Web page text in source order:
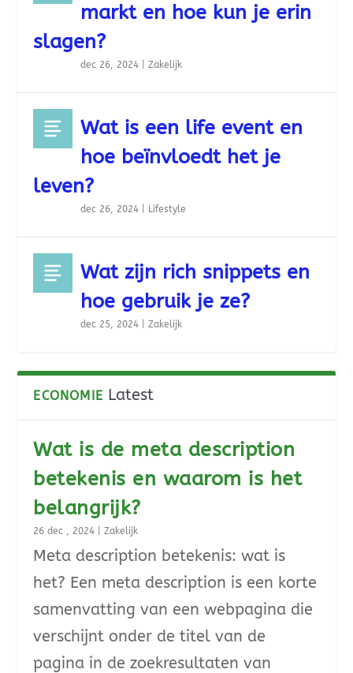
markt en hoe kun je erin
slagen?
dec 26, 2024 |Zakelijk
Wat is een life event en
hoe beïnvloedt het je
leven?
dec 26, 2024 Lifestyle
Wat zijn rich snippets en
hoe gebruik je ze?
dec 25, 2024 |Zakelijk
ECONOMIE Latest
Wat is de meta description
betekenis en waarom is het
belangrijk?
26 dec , 2024 |Zakelijk
Meta description betekenis: wat is
het? Een meta description is een korte
samenvatting van een webpagina die
verschijnt onder de titel van de
pagina in de zoekresultaten van